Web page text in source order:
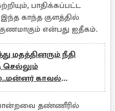
பாதிக்கப்பட்ட
இந்த காந்த குளத்தில்
என்பது ஐதீகம்.
மதத்தினரும் நீதி
செல்லும்
காவல்
கதை
தண்ணீரில்